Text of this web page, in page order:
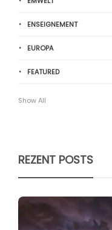
ENSEIGNEMENT
EUROPA
FEATURED
Show All
REZENT POSTS